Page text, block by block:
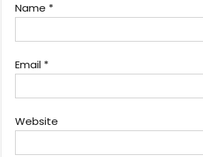
Name *
Email *
Website